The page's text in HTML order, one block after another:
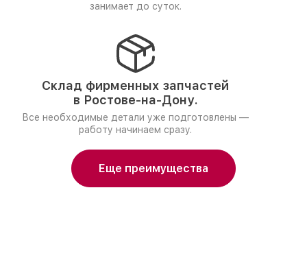
занимает до суток.
Склад фирменных запчастей
в Ростове-на-Дону.
Все необходимые детали уже подготовлены —
работу начинаем сразу.
Еще преимущества